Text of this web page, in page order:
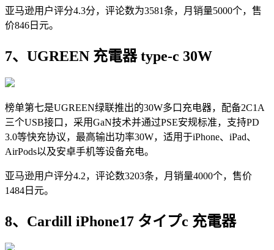
亚马逊用户评分4.3分，评论数为3581条，月销量5000个，售
价846日元。
7、UGREEN 充電器 type-c 30W
榜单第七是UGREEN绿联推出的30W多口充电器，配备2C1A
三个USB接口，采用GaN技术并通过PSE安规标准，支持PD
3.0等快充协议，最高输出功率30W，适用于iPhone、iPad、
AirPods以及安卓手机等设备充电。
亚马逊用户评分4.2，评论数3203条，月销量4000个，售价
1484日元。
8、Cardill iPhone17 タイプc 充電器